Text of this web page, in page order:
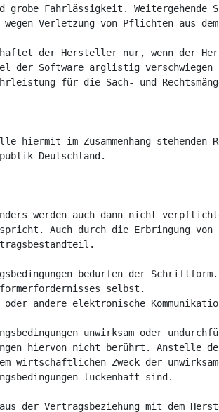
Fahrlässigkeit. Weitergehende
Verletzung von Pflichten aus
haftet der Hersteller nur, wenn der
der Software arglistig
für die Sach- und
im Zusammenhang stehenden
Deutschland.
werden auch dann nicht
Auch durch die Erbringung von
bedürfen der Schriftform.
selbst.
andere elektronische
unwirksam oder
hiervon nicht berührt. Anstelle
Zweck der
lückenhaft sind.
aus der Vertragsbeziehung mit dem